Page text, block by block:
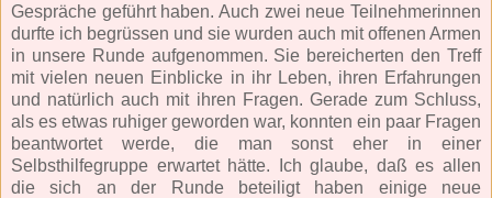
Gespräche geführt haben. Auch zwei neue Teilnehmerinnen
durfte ich begrüssen und sie wurden auch mit offenen Armen
in unsere Runde aufgenommen. Sie bereicherten den Treff
mit vielen neuen Einblicke in ihr Leben, ihren Erfahrungen
und natürlich auch mit ihren Fragen. Gerade zum Schluss,
als es etwas ruhiger geworden war, konnten ein paar Fragen
beantwortet werde, die man sonst eher in einer
Selbsthilfegruppe erwartet hätte. Ich glaube, daß es allen
die sich an der Runde beteiligt haben einige neue